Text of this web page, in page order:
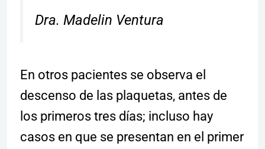
Dra. Madelin Ventura
En otros pacientes se observa el
descenso de las plaquetas, antes de
los primeros tres días; incluso hay
casos en que se presentan en el primer